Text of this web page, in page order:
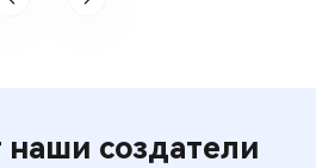
наши создатели